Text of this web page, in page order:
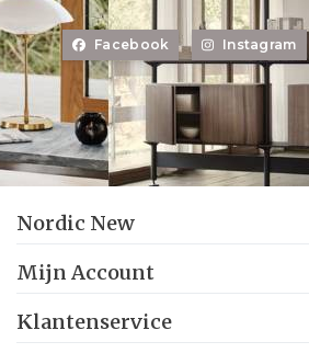
Facebook Instagram
Nordic New
Mijn Account
Klantenservice